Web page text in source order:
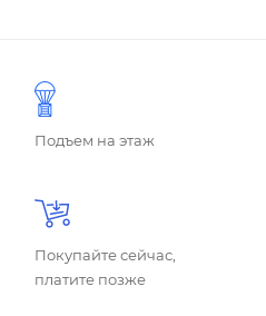
Подъем на этаж
Покупайте сейчас,
платите позже